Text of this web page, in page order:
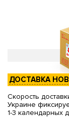
ДОСТАВКА
Скорость
Украине
1-3 календарных